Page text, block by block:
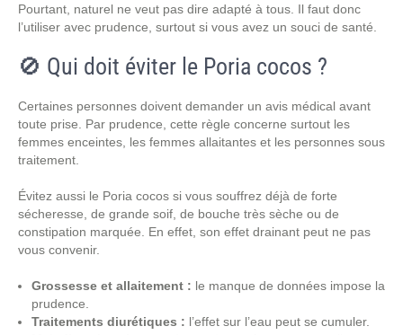
Pourtant, naturel ne veut pas dire adapté à tous. Il faut donc
l’utiliser avec prudence, surtout si vous avez un souci de santé.
🚫 Qui doit éviter le Poria cocos ?
Certaines personnes doivent demander un avis médical avant
toute prise. Par prudence, cette règle concerne surtout les
femmes enceintes, les femmes allaitantes et les personnes sous
traitement.
Évitez aussi le Poria cocos si vous souffrez déjà de forte
sécheresse, de grande soif, de bouche très sèche ou de
constipation marquée. En effet, son effet drainant peut ne pas
vous convenir.
Grossesse et allaitement : le manque de données impose la
prudence.
Traitements diurétiques : l’effet sur l’eau peut se cumuler.